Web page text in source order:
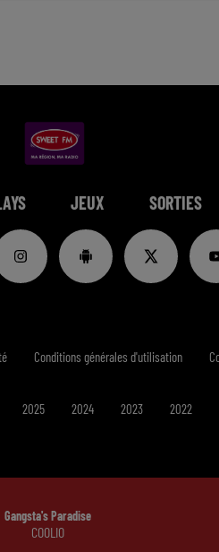
JEUX SORTIES
Gangsta's Paradise
COOLIO
Conditions générales d'utilisation
2025 2024 2023 2022